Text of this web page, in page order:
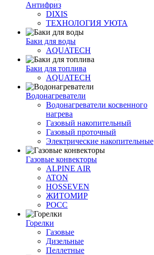
Антифриз
DIXIS
ТЕХНОЛОГИЯ УЮТА
Баки для воды
AQUATECH
Баки для топлива
AQUATECH
Водонагреватели
Водонагреватели косвенного
нагрева
Газовый накопительный
Газовый проточный
Электрические накопительные
Газовые конвекторы
ALPINE AIR
ATON
HOSSEVEN
ЖИТОМИР
РОСС
Горелки
Газовые
Дизельные
Пеллетные